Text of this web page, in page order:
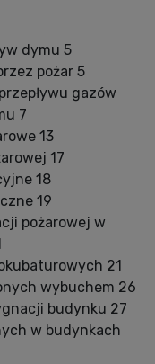
dymu 5
pożar 5
gazów
7
13
17
18
19
pożarowej w
21
wybuchem 26
budynku 27
w budynkach